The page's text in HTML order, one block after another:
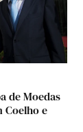
de Moedas
Coelho e